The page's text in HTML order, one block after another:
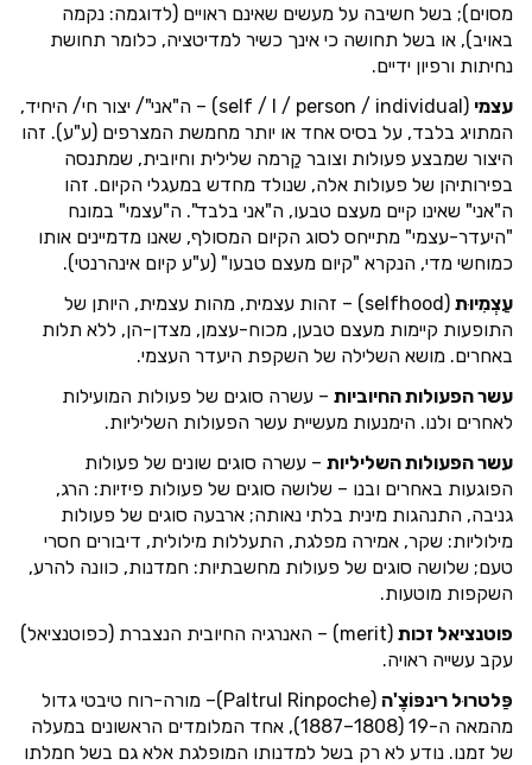
מסוים); בשל חשיבה על מעשים שאינם ראויים (לדוגמה: נקמה
באויב), או בשל תחושה כי אינך כשיר למדיטציה, כלומר תחושת
נחיתות ורפיון ידיים.
עצמי
(self / I / person / individual) – ה"אני"/ יצור חי/ היחיד,
המתויג בלבד, על בסיס אחד או יותר מחמשת המצרפים (ע"ע). זהו
היצור שמבצע פעולות וצובר קַרמה שלילית וחיובית, שמתנסה
בפירותיהן של פעולות אלה, שנולד מחדש במעגלי הקיום. זהו
ה"אני" שאינו קיים מעצם טבעו, ה"אני בלבד". ה"עצמי" במונח
"היעדר-עצמי" מתייחס לסוג הקיום המסולף, שאנו מדמיינים אותו
כמוחשי מדי, הנקרא "קיום מעצם טבעו" (ע"ע קיום אינהרנטי).
עַצְמִיוּת
(selfhood) – זהות עצמית, מהות עצמית, היותן של
התופעות קיימות מעצם טבען, מכוח-עצמן, מצדן-הן, ללא תלות
באחרים. מושא השלילה של השקפת היעדר העצמי.
עשר הפעולות החיוביות– עשרה סוגים של פעולות המועילות
לאחרים ולנו. הימנעות מעשיית עשר הפעולות השליליות.
עשר הפעולות השליליות– עשרה סוגים שונים של פעולות
הפוגעות באחרים ובנו – שלושה סוגים של פעולות פיזיות: הרג,
גניבה, התנהגות מינית בלתי נאותה; ארבעה סוגים של פעולות
מילוליות: שקר, אמירה מפלגת, התעללות מילולית, דיבורים חסרי
טעם; שלושה סוגים של פעולות מחשבתיות: חמדנות, כוונה להרע,
השקפות מוטעות.
פוטנציאל זכות
(merit) – האנרגיה החיובית הנצברת (כפוטנציאל)
עקב עשייה ראויה.
פַּלטרוּל רינפּוֹצֶ'ה
(Paltrul Rinpoche)– מורה-רוח טיבטי גדול
מהמאה ה-19 (1808–1887), אחד המלומדים הראשונים במעלה
של זמנו. נודע לא רק בשל למדנותו המופלגת אלא גם בשל חמלתו